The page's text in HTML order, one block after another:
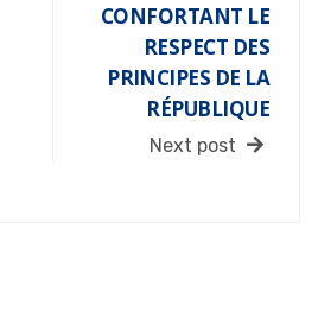
CONFORTANT LE
RESPECT DES
PRINCIPES DE LA
RÉPUBLIQUE
Next post